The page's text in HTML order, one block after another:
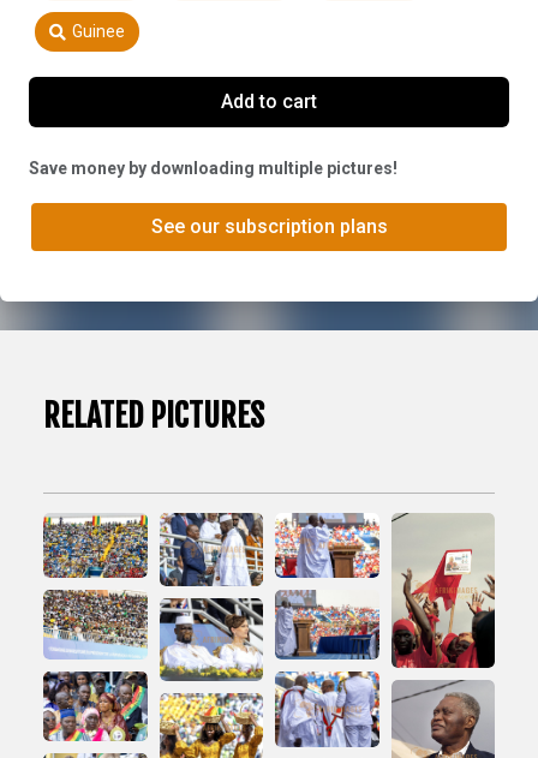
Guinee
Add to cart
Save money by downloading multiple pictures!
See our subscription plans
RELATED PICTURES